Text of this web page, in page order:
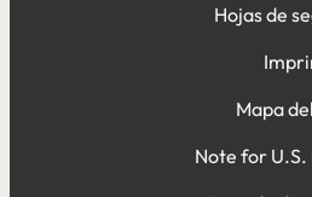
Hojas de
Mapa
Note for U.S.